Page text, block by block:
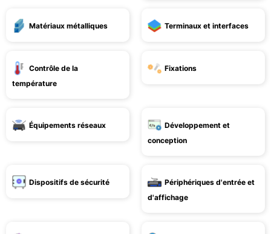
Matériaux métalliques Terminaux et interfaces
Contrôle de la
température
Fixations
Équipements réseaux
Développement et
conception
Dispositifs de sécurité
Périphériques d'entrée et
d'affichage